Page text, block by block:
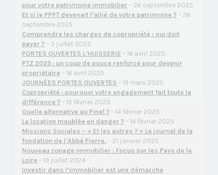
pour votre patrimoine immobilier – 26 septembre 2025
Et si le PPPT devenait l’allié de votre patrimoine ? – 26
septembre 2025
Comprendre les charges de copropriété : qui doit
payer ? – 3 juillet 2025
PORTES OUVERTES L’HUISSERIE – 16 avril 2025
PTZ 2025 : un coup de pouce renforcé pour devenir
propriétaire – 16 avril 2025
JOURNÉES PORTES OUVERTES – 19 mars 2025
Copropriété : pourquoi votre engagement fait toute la
différence ? – 15 février 2025
Quelle alternative au Pinel ? – 14 février 2025
La location meublée en danger ? – 14 février 2025
Missions Sociales – « Et les autres ? » Le journal de la
fondation de l’Abbé Pierre. – 21 janvier 2025
Nouveau zonage immobilier : Focus sur les Pays de la
Loire – 19 juillet 2024
Investir dans l’immobilier est une démarche